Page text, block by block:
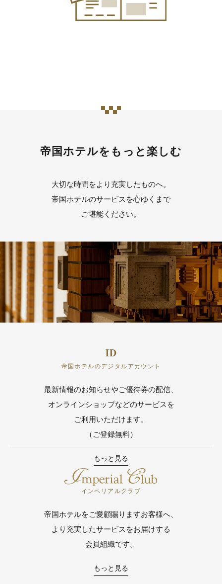
帝国ホテルをもっと楽しむ
大切な時間をより充実したものへ。
帝国ホテルのサービスを心ゆくまで
ご堪能ください。
帝国ホテルのデジタルアカウント
最新情報のお知らせやご優待券の配信、
オンラインショップなどのサービスを
ご利用いただけます。
（ご登録無料）
もっと見る
インペリアルクラブ
帝国ホテルをご愛顧賜りますお客様へ、
より充実したサービスをお届けする
会員組織です。
もっと見る